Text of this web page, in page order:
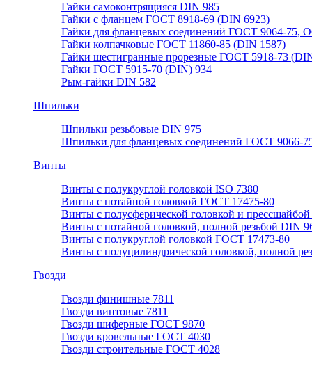
Гайки самоконтрящияся DIN 985
Гайки с фланцем ГОСТ 8918-69 (DIN 6923)
Гайки для фланцевых соединений ГОСТ 9064-75,
Гайки колпачковые ГОСТ 11860-85 (DIN 1587)
Гайки шестигранные прорезные ГОСТ 5918-73
Гайки ГОСТ 5915-70 (DIN) 934
Рым-гайки DIN 582
Шпильки
Шпильки резьбовые DIN 975
Шпильки для фланцевых соединений ГОСТ 9066-
Винты
Винты с полукруглой головкой ISO 7380
Винты с потайной головкой ГОСТ 17475-80
Винты с полусферической головкой и
Винты с потайной головкой, полной резьбой DIN
Винты с полукруглой головкой ГОСТ 17473-80
Винты с полуцилиндрической головкой, полной
Гвозди
Гвозди финишные 7811
Гвозди винтовые 7811
Гвозди шиферные ГОСТ 9870
Гвозди кровельные ГОСТ 4030
Гвозди строительные ГОСТ 4028